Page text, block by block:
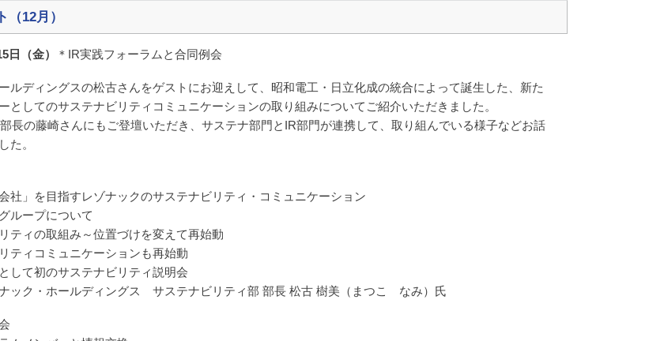
（12月）
日（金） ＊IR実践フォーラムと合同例会
ルディングスの松古さんをゲストにお迎えして、昭和電工・日立化成の統合によって誕生した、新た
としてのサステナビリティコミュニケーションの取り組みについてご紹介いただきました。
長の藤崎さんにもご登壇いただき、サステナ部門とIR部門が連携して、取り組んでいる様子などお話
た。
会社」を目指すレゾナックのサステナビリティ・コミュニケーション
ループについて
ティの取組み～位置づけを変えて再始動
ティコミュニケーションも再始動
して初のサステナビリティ説明会
ック・ホールディングス サステナビリティ部 部長 松古 樹美（まつこ なみ）氏